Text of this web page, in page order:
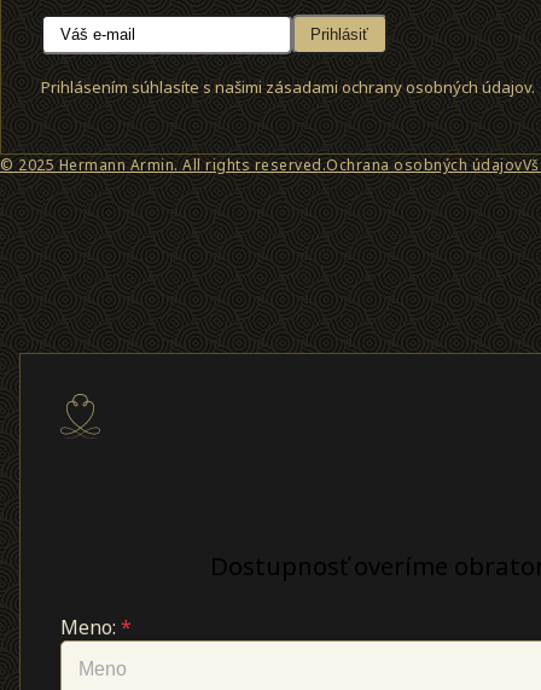
Prihlásiť
Prihlásením súhlasíte s našimi zásadami ochrany osobných údajov.
© 2025 Hermann Armin. All rights reserved.Ochrana osobných údajov
Dostupnosť overíme
Meno:*